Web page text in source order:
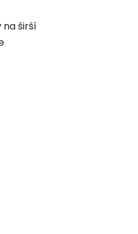
na širší